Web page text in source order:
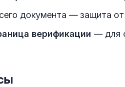
документа — защита
верификации — для